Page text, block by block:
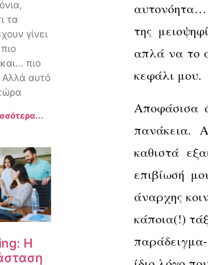
τα
γίνει
πιο
Αλλά αυτό
Η
της
απλά να το
κεφάλι μου.
Αποφάσισα
πανάκεια.
καθιστά
επιβίωσή
άναρχης
κάποια(!)